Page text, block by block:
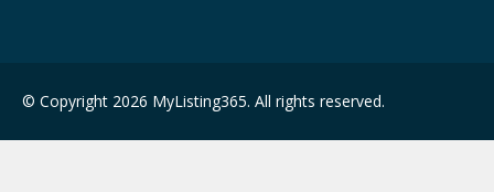
© Copyright 2026 MyListing365. All rights reserved.